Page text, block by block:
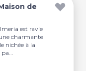
de
est ravie
charmante
nichée à la